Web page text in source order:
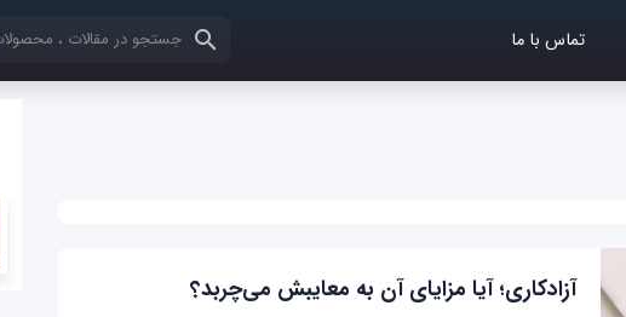
تماس با ما کلمات کلیدی خود را وارد کنید
آزادکاری؛ آیا مزایای آن به معایبش می‌چربد؟